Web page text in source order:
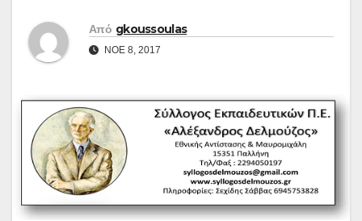
Από gkoussoulas
ΝΟΈ 8, 2017